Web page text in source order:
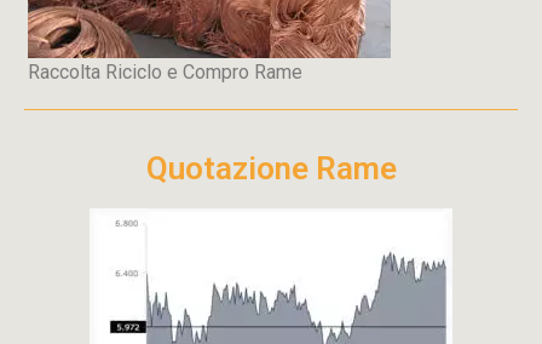
Raccolta Riciclo e Compro Rame
Quotazione Rame